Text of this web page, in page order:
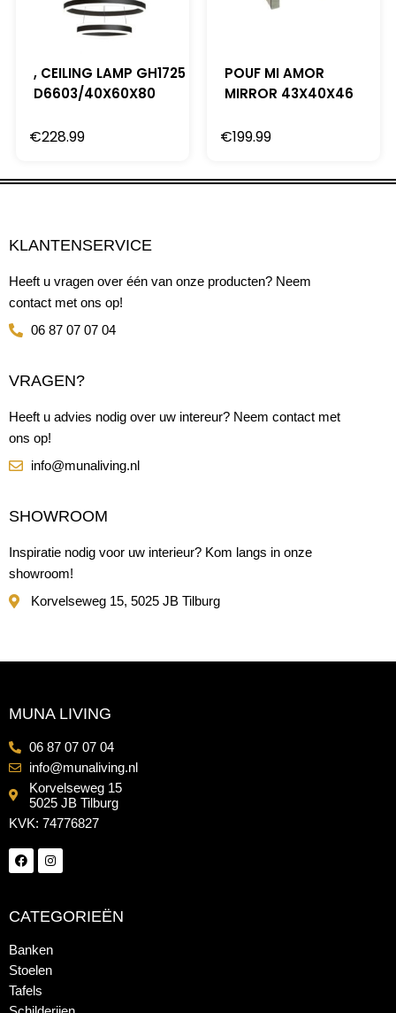
, CEILING LAMP GH1725
D6603/40X60X80
€228.99
POUF MI AMOR
MIRROR 43X40X46
€199.99
KLANTENSERVICE
Heeft u vragen over één van onze producten? Neem
contact met ons op!
06 87 07 07 04
VRAGEN?
Heeft u advies nodig over uw intereur? Neem contact met
ons op!
info@munaliving.nl
SHOWROOM
Inspiratie nodig voor uw interieur? Kom langs in onze
showroom!
Korvelseweg 15, 5025 JB Tilburg
MUNA LIVING
06 87 07 07 04
info@munaliving.nl
Korvelseweg 15
5025 JB Tilburg
KVK: 74776827
CATEGORIEËN
Banken
Stoelen
Tafels